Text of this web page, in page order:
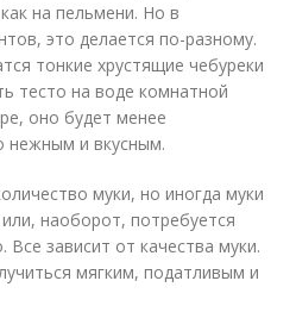
на пельмени. Но в
это делается по-разному.
тонкие хрустящие чебуреки
тесто на воде комнатной
оно будет менее
нежным и вкусным.
муки, но иногда муки
наоборот, потребуется
зависит от качества муки.
мягким, податливым и